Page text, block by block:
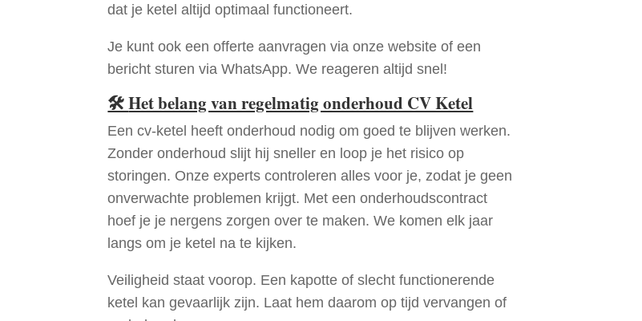
dat je ketel altijd optimaal functioneert.
Je kunt ook een offerte aanvragen via onze website of een
bericht sturen via WhatsApp. We reageren altijd snel!
🛠Het belang van regelmatig onderhoud CV Ketel
Een cv-ketel heeft onderhoud nodig om goed te blijven werken.
Zonder onderhoud slijt hij sneller en loop je het risico op
storingen. Onze experts controleren alles voor je, zodat je geen
onverwachte problemen krijgt. Met een onderhoudscontract
hoef je je nergens zorgen over te maken. We komen elk jaar
langs om je ketel na te kijken.
Veiligheid staat voorop. Een kapotte of slecht functionerende
ketel kan gevaarlijk zijn. Laat hem daarom op tijd vervangen of